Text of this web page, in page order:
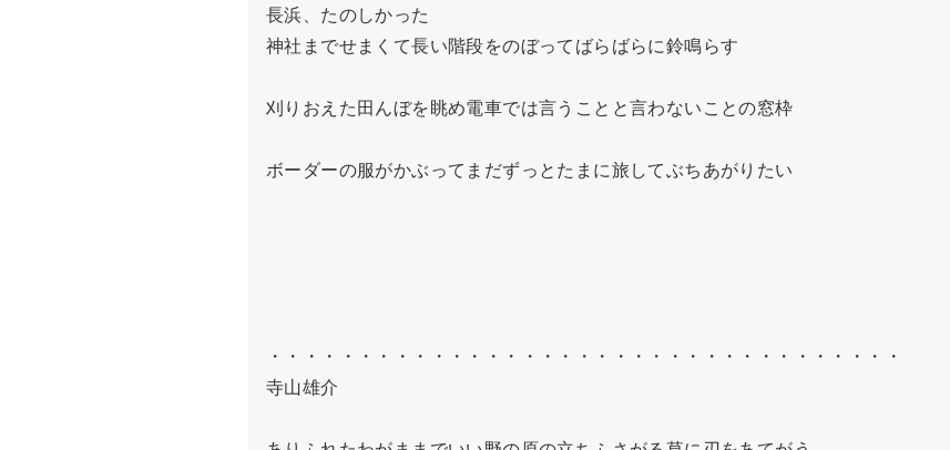
長浜、たのしかった
神社までせまくて長い階段をのぼってばらばらに鈴鳴らす
刈りおえた田んぼを眺め電車では言うことと言わないことの窓枠
ボーダーの服がかぶってまだずっとたまに旅してぶちあがりたい
・・・・・・・・・・・・・・・・・・・・・・・・・・・・・・・・・・・
寺山雄介